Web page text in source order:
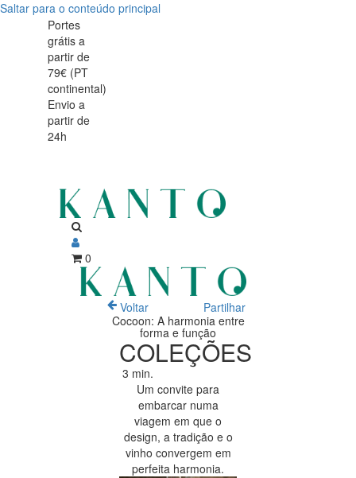
Saltar para o conteúdo principal
Cocoon:
harmonia
entre
forma
função
Cocoon:
harmonia
entre
forma
função
Portes
grátis a
partir de
79€ (PT
continental)
Envio a
partir de
24h
0
Voltar
Partilhar
Cocoon: A harmonia entre
forma e função
COLEÇÕES
3 min.
Um convite para
embarcar numa
viagem em que o
design, a tradição e o
vinho convergem em
perfeita harmonia.